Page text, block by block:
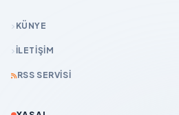
KÜNYE
İLETIŞIM
RSS SERVISI